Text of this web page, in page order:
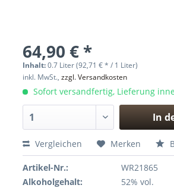
64,90 € *
Inhalt:0.7 Liter (92,71 € * / 1 Liter)
inkl. MwSt.,zzgl. Versandkosten
Sofort versandfertig, Lieferung
In
Vergleichen Merken
Artikel-Nr.:
WR21865
Alkoholgehalt:
52% vol.